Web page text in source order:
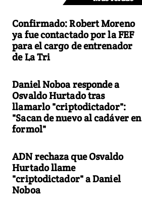
Confirmado: Robert Moreno
ya fue contactado por la FEF
para el cargo de entrenador
de La Tri
Daniel Noboa responde a
Osvaldo Hurtado tras
llamarlo "criptodictador":
"Sacan de nuevo al cadáver en
formol"
ADN rechaza que Osvaldo
Hurtado llame
"criptodictador" a Daniel
Noboa